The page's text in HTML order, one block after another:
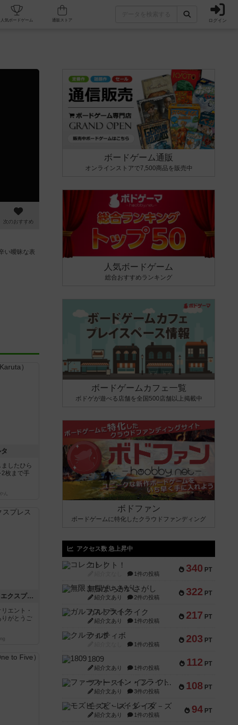
カフェ/店舗 人気ボードゲーム ログイン
次のおすすめ
い曖昧な表
したひら
2枚まで手
ん
トランスオリエント・エクスプレス
エント・
りがとうご
ボードゲーム通販
オンラインストアで7,500商品を販売中
人気ボードゲーム
総合おすすめランキング
ボードゲームカフェ一覧
ボドゲが遊べる店舗を全国500店舗以上掲載中
ボドファン
ボードゲームに特化したクラウドファンディング
アクセス数 急上昇中
340 PT
コレクト！
1件の投稿
322 PT
無限まちがいさがし
紹介文あり 2件の投稿
217 PT
ガルフストライク
紹介文あり 1件の投稿
203 PT
クルティボ
1件の投稿
112 PT
1809
紹介文あり 1件の投稿
108 PT
ファースト・イン・フライト
紹介文あり 3件の投稿
94 PT
モズビ－ズ・レイダ－ズ
紹介文あり 1件の投稿